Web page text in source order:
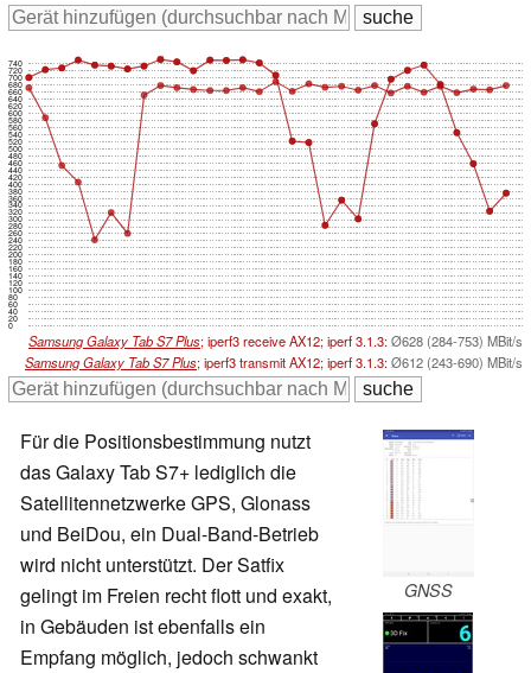
0
20
40
60
80
100
120
140
160
180
200
220
240
260
280
300
320
340
360
380
400
420
440
460
480
500
520
540
560
580
600
620
640
660
680
700
720
740
Samsung Galaxy Tab S7 Plus; iperf3 receive AX12; iperf 3.1.3:Ø628 (284-753) MBit/s
Samsung Galaxy Tab S7 Plus; iperf3 transmit AX12; iperf 3.1.3:Ø612 (243-690) MBit/s
GNSS
Für die Positionsbestimmung nutzt
das Galaxy Tab S7+ lediglich die
Satellitennetzwerke GPS, Glonass
und BeiDou, ein Dual-Band-Betrieb
wird nicht unterstützt. Der Satfix
gelingt im Freien recht flott und exakt,
in Gebäuden ist ebenfalls ein
Empfang möglich, jedoch schwankt